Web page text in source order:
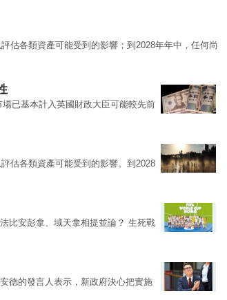
估各類資產可能受到的影響；到2028年年中，任何尚
已基本計入英國財政大臣可能較先前
估各類資產可能受到的影響。到2028
比安彭拿、域天拿相提並論？ 生死戰
德的發言人表示，新政府決心把實施